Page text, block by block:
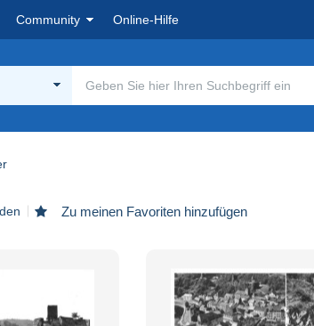
Community Online-Hilfe
Zu meinen Favoriten hinzufügen